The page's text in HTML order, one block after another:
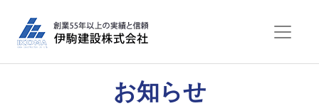
お知らせ